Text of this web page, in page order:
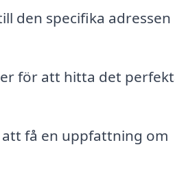
den specifika adressen
för att hitta det
få en uppfattning om